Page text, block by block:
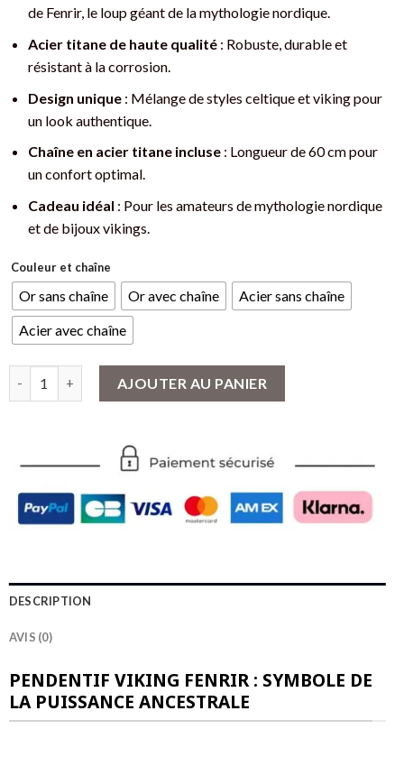
de Fenrir, le loup géant de la mythologie nordique.
Acier titane de haute qualité: Robuste, durable et
résistant à la corrosion.
Design unique: Mélange de styles celtique et viking pour
un look authentique.
Chaîne en acier titane incluse: Longueur de 60 cm pour
un confort optimal.
Cadeau idéal : Pour les amateurs de mythologie nordique
et de bijoux vikings.
Couleur et chaîne
Or sans chaîne Or avec chaîne
Acier sans chaîne
Acier avec chaîne
AJOUTER AU PANIER
DESCRIPTION
AVIS (0)
PENDENTIF VIKING FENRIR : SYMBOLE DE
LA PUISSANCE ANCESTRALE